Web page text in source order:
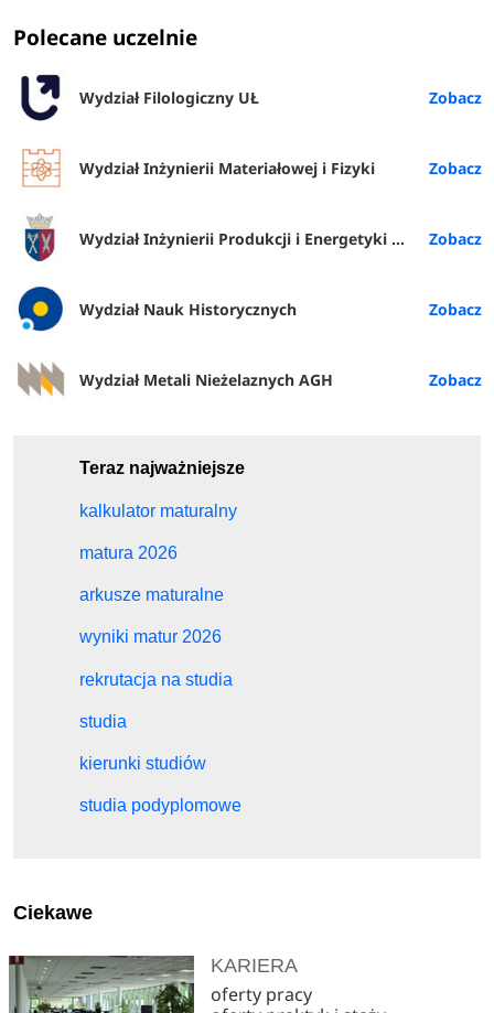
Polecane uczelnie
Wydział Filologiczny UŁ
Wydział Inżynierii Materiałowej i Fizyki
Wydział Inżynierii Produkcji i Energetyki URK
Wydział Nauk Historycznych
Wydział Metali Nieżelaznych AGH
Teraz najważniejsze
kalkulator maturalny
matura 2026
arkusze maturalne
wyniki matur 2026
rekrutacja na studia
studia
kierunki studiów
studia podyplomowe
Ciekawe
KARIERA
oferty pracy